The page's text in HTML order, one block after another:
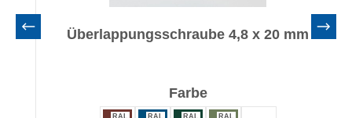
Überlappungsschraube 4,8 x 20 mm
Farbeauswählen